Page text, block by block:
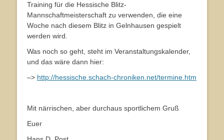
Training für die Hessische Blitz-
Mannschaftmeisterschaft zu verwenden, die eine
Woche nach diesem Blitz in Gelnhausen gespielt
werden wird.
Was noch so geht, steht im Veranstaltungskalender,
und das wäre dann hier:
–> http://hessische.schach-chroniken.net/termine.htm
Mit närrischen, aber durchaus sportlichem Gruß
Euer